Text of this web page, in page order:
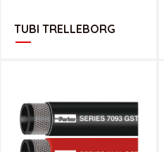
TUBI TRELLEBORG